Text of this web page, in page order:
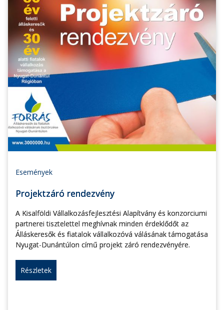
Események
Projektzáró rendezvény
A Kisalföldi Vállalkozásfejlesztési Alapítvány és konzorciumi
partnerei tisztelettel meghívnak minden érdeklődőt az
Álláskeresők és fiatalok vállalkozóvá válásának támogatása
Nyugat-Dunántúlon című projekt záró rendezvényére.
Részletek